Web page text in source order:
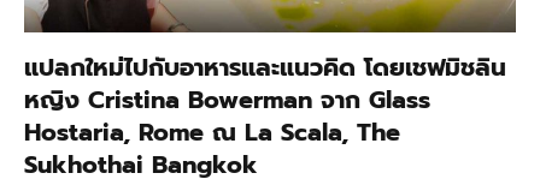
แปลกใหม่ไปกับอาหารและแนวคิด โดยเชฟมิชลิน
หญิง Cristina Bowerman จาก Glass
Hostaria, Rome ณ La Scala, The
Sukhothai Bangkok